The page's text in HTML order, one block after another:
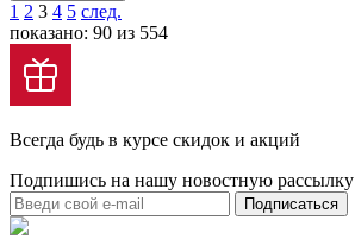
1 2 3 4 5 след.
показано: 90 из 554
Всегда будь в курсе скидок и акций
Подпишись на нашу новостную рассылку
Подписаться